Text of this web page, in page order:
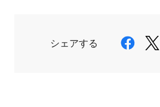
シェアする